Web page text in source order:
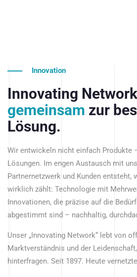
Innovation
Innovating
gemeinsam zur
Lösung.
Wir entwickeln nicht einfach Produkte
Lösungen. Im engen Austausch mit
Partnernetzwerk und Kunden entsteht,
wirklich zählt: Technologie mit
Innovationen, die präzise auf die
abgestimmt sind – nachhaltig,
Unser „Innovating Network“ lebt von
Marktverständnis und der
hinterfragen. Seit 1897. Heute